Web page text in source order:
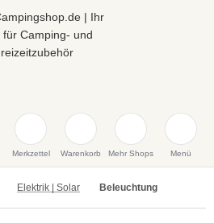
Merkzettel Warenkorb Mehr Shops Menü
Elektrik | Solar Beleuchtung